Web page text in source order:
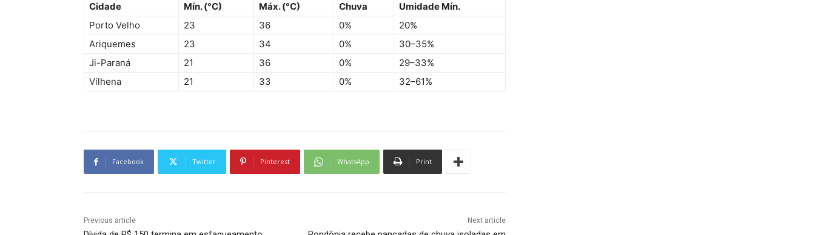
Cidade Mín. (°C) Máx. (°C) Chuva
Umidade Mín.
Porto Velho
23 36 0%
20%
Ariquemes
23 34 0%
30–35%
Ji-Paraná
21 36 0%
29–33%
Vilhena
21 33 0% 32–61%
Facebook Twitter Pinterest WhatsApp Print
Previous article Next article